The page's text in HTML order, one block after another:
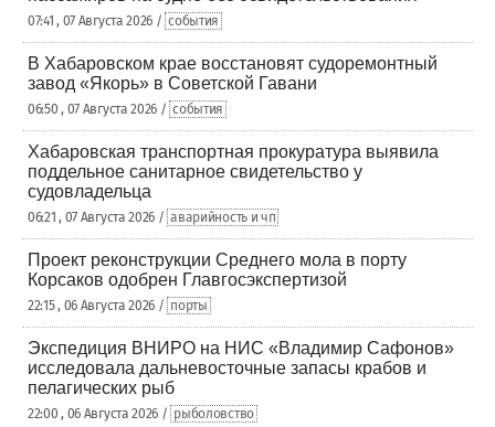
07:41 , 07 Августа 2026 / события
В Хабаровском крае восстановят судоремонтный
завод «Якорь» в Советской Гавани
06:50 , 07 Августа 2026 / события
Хабаровская транспортная прокуратура выявила
поддельное санитарное свидетельство у
судовладельца
06:21 , 07 Августа 2026 / аварийность и чп
Проект реконструкции Среднего мола в порту
Корсаков одобрен Главгосэкспертизой
22:15 , 06 Августа 2026 / порты
Экспедиция ВНИРО на НИС «Владимир Сафонов»
исследовала дальневосточные запасы крабов и
пелагических рыб
22:00 , 06 Августа 2026 / рыболовство